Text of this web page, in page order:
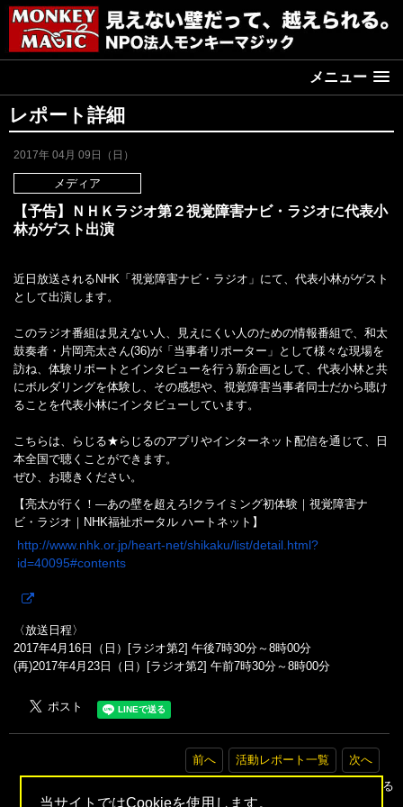
当サイトではCookieを使用します。
メニュー
レポート詳細
2017年 04月 09日（日）
メディア
【予告】ＮＨＫラジオ第２視覚障害ナビ・ラジオに代表小
林がゲスト出演
近日放送されるNHK「視覚障害ナビ・ラジオ」にて、代表小林がゲスト
として出演します。
このラジオ番組は見えない人、見えにくい人のための情報番組で、和太
鼓奏者・片岡亮太さん(36)が「当事者リポーター」として様々な現場を
訪ね、体験リポートとインタビューを行う新企画として、代表小林と共
にボルダリングを体験し、その感想や、視覚障害当事者同士だから聴け
ることを代表小林にインタビューしています。
こちらは、らじる★らじるのアプリやインターネット配信を通じて、日
本全国で聴くことができます。
ぜひ、お聴きください。
【亮太が行く！―あの壁を超えろ!クライミング初体験｜視覚障害ナ
ビ・ラジオ｜NHK福祉ポータル ハートネット】
http://www.nhk.or.jp/heart-net/shikaku/list/detail.html?
id=40095#contents
〈放送日程〉
2017年4月16日（日）[ラジオ第2] 午後7時30分～8時00分
(再)2017年4月23日（日）[ラジオ第2] 午前7時30分～8時00分
前へ 活動レポート一覧
次へ
▲トップへ戻る